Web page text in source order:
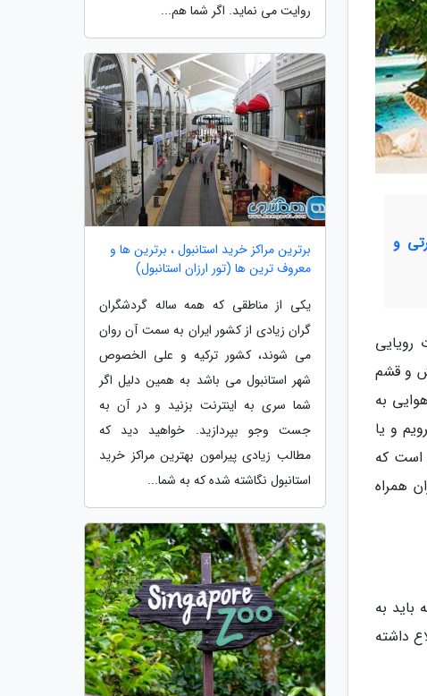
و
رویایی
و قشم
به
و یا
است که
همراه
به
داشته
روایت می نماید. اگر شما هم...
برترین مراکز خرید استانبول ، برترین ها و
معروف ترین ها (تور ارزان استانبول)
یکی از مناطقی که همه ساله گردشگران
گران زیادی از کشور ایران به سمت آن روان
می شوند، کشور ترکیه و علی الخصوص
شهر استانبول می باشد به همین دلیل اگر
شما سری به اینترنت بزنید و در آن به
جست وجو بپردازید. خواهید دید که
مطالب زیادی پیرامون بهترین مراکز خرید
استانبول نگاشته شده که به شما...